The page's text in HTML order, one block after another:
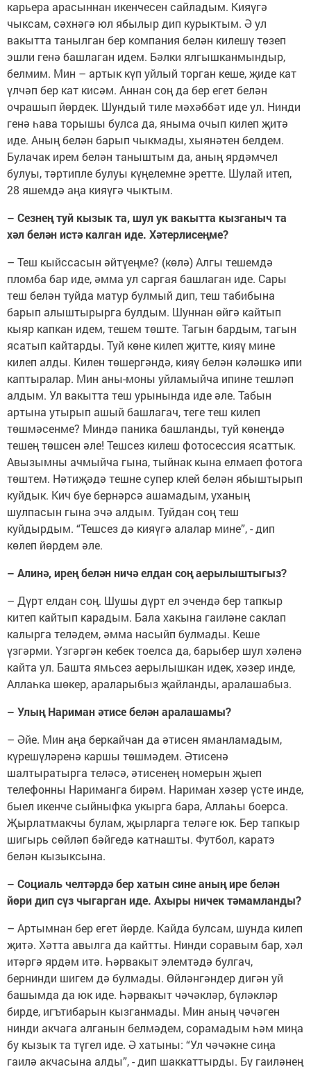
карьера арасыннан икенчесен сайладым. Кияүгә
чыксам, сәхнәгә юл ябылыр дип курыктым. Ә ул
вакытта танылган бер компания белән килешү төзеп
эшли генә башлаган идем. Бәлки ялгышканмындыр,
белмим. Мин – артык күп уйлый торган кеше, җиде кат
үлчәп бер кат кисәм. Аннан соң да бер егет белән
очрашып йөрдек. Шундый тиле мәхәббәт иде ул. Нинди
генә һава торышы булса да, яныма очып килеп җитә
иде. Аның белән барып чыкмады, хыянәтен белдем.
Булачак ирем белән таныштым да, аның ярдәмчел
булуы, тәртипле булуы күңелемне эретте. Шулай итеп,
28 яшемдә аңа кияүгә чыктым.
– Сезнең туй кызык та, шул ук вакытта кызганыч та
хәл белән истә калган иде. Хәтерлисеңме?
– Теш кыйссасын әйтүеңме? (көлә) Алгы тешемдә
пломба бар иде, әмма ул саргая башлаган иде. Сары
теш белән туйда матур булмый дип, теш табибына
барып алыштырырга булдым. Шуннан өйгә кайтып
кыяр капкан идем, тешем төште. Тагын бардым, тагын
ясатып кайтарды. Туй көне килеп җитте, кияү мине
килеп алды. Килен төшергәндә, кияү белән кәләшкә ипи
каптыралар. Мин аны-моны уйламыйча ипине тешләп
алдым. Ул вакытта теш урынында иде әле. Табын
артына утырып ашый башлагач, теге теш килеп
төшмәсенме? Миндә паника башланды, туй көнеңдә
тешең төшсен әле! Тешсез килеш фотосессия ясаттык.
Авызымны ачмыйча гына, тыйнак кына елмаеп фотога
төштем. Нәтиҗәдә тешне супер клей белән ябыштырып
куйдык. Кич буе бернәрсә ашамадым, уханың
шулпасын гына эчә алдым. Туйдан соң теш
куйдырдым. “Тешсез дә кияүгә алалар мине”, - дип
көлеп йөрдем әле.
– Алинә, ирең белән ничә елдан соң аерылыштыгыз?
– Дүрт елдан соң. Шушы дүрт ел эчендә бер тапкыр
китеп кайтып карадым. Бала хакына гаиләне саклап
калырга теләдем, әмма насыйп булмады. Кеше
үзгәрми. Үзгәргән кебек тоелса да, барыбер шул хәленә
кайта ул. Башта ямьсез аерылышкан идек, хәзер инде,
Аллаһка шөкер, араларыбыз җайланды, аралашабыз.
– Улың Нариман әтисе белән аралашамы?
– Әйе. Мин аңа беркайчан да әтисен яманламадым,
күрешүләренә каршы төшмәдем. Әтисенә
шалтыратырга теләсә, әтисенең номерын җыеп
телефонны Нариманга бирәм. Нариман хәзер үсте инде,
быел икенче сыйныфка укырга бара, Аллаһы боерса.
Җырлатмакчы булам, җырларга теләге юк. Бер тапкыр
шигырь сөйләп бәйгедә катнашты. Футбол, каратэ
белән кызыксына.
– Социаль челтәрдә бер хатын сине аның ире белән
йөри дип сүз чыгарган иде. Ахыры ничек тәмамланды?
– Артымнан бер егет йөрде. Кайда булсам, шунда килеп
җитә. Хәтта авылга да кайтты. Нинди соравым бар, хәл
итәргә ярдәм итә. Һәрвакыт элемтәдә булгач,
бернинди шигем дә булмады. Өйләнгәндер дигән уй
башымда да юк иде. Һәрвакыт чәчәкләр, бүләкләр
бирде, игътибарын кызганмады. Мин аның чәчәген
нинди акчага алганын белмәдем, сорамадым һәм миңа
бу кызык та түгел иде. Ә хатыны: “Ул чәчәкне сиңа
гаилә акчасына алды”, - дип шаккаттырды. Бу гаиләнең